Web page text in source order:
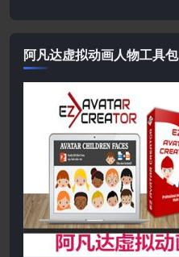
阿凡达虚拟动画人物工具包